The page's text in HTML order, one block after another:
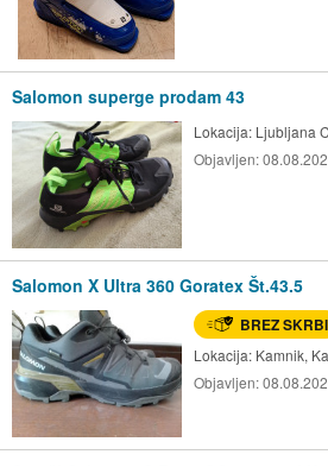
Salomon superge prodam 43
Lokacija: Ljubljana
Objavljen:
Salomon X Ultra 360 Goratex Št.43.5
BREZ SKRBI
Lokacija: Kamnik,
Objavljen: